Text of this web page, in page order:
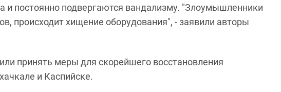
и постоянно подвергаются вандализму. "Злоумышленники
происходит хищение оборудования", - заявили авторы
принять меры для скорейшего восстановления
и Каспийске.